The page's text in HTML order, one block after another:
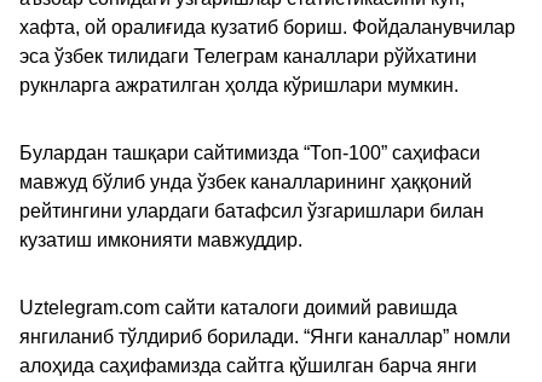
хафта, ой оралиғида кузатиб бориш. Фойдаланувчилар
эса ўзбек тилидаги Телеграм каналлари рўйхатини
рукнларга ажратилган ҳолда кўришлари мумкин.
Булардан ташқари сайтимизда “Топ-100” саҳифаси
мавжуд бўлиб унда ўзбек каналларининг ҳаққоний
рейтингини улардаги батафсил ўзгаришлари билан
кузатиш имконияти мавжуддир.
Uztelegram.com сайти каталоги доимий равишда
янгиланиб тўлдириб борилади. “Янги каналлар” номли
алоҳида саҳифамизда сайтга қўшилган барча янги